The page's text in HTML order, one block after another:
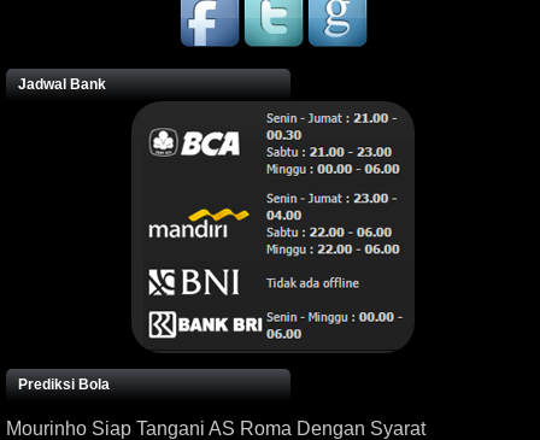
Jadwal Bank
Prediksi Bola
Mourinho Siap Tangani AS Roma Dengan Syarat